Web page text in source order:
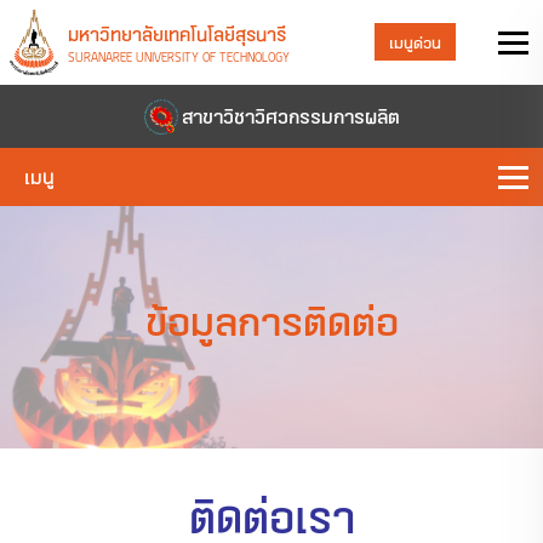
มหาวิทยาลัยเทคโนโลยีสุรนารี
SURANAREE UNIVERSITY OF TECHNOLOGY
เมนูด่วน
สาขาวิชาวิศวกรรมการผลิต
เมนู
ข้อมูลการติดต่อ
ติดต่อเรา